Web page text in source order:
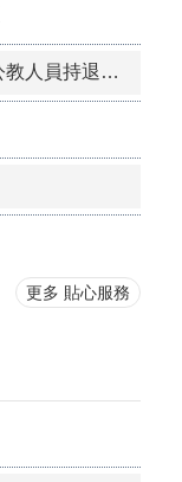
臺北市政府場館設施提供本府退休公教人員持退休證優惠措施一覽表
更多 貼心服務